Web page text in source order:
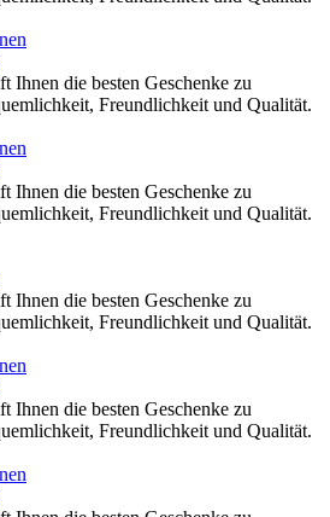
Ihnen die besten Geschenke zu
Freundlichkeit und Qualität.
Ihnen die besten Geschenke zu
Freundlichkeit und Qualität.
Ihnen die besten Geschenke zu
Freundlichkeit und Qualität.
Ihnen die besten Geschenke zu
Freundlichkeit und Qualität.